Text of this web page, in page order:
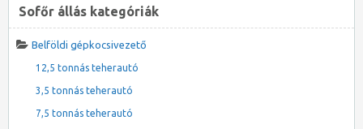
Sofőr állás kategóriák
Belföldi gépkocsivezető
12,5 tonnás teherautó
3,5 tonnás teherautó
7,5 tonnás teherautó